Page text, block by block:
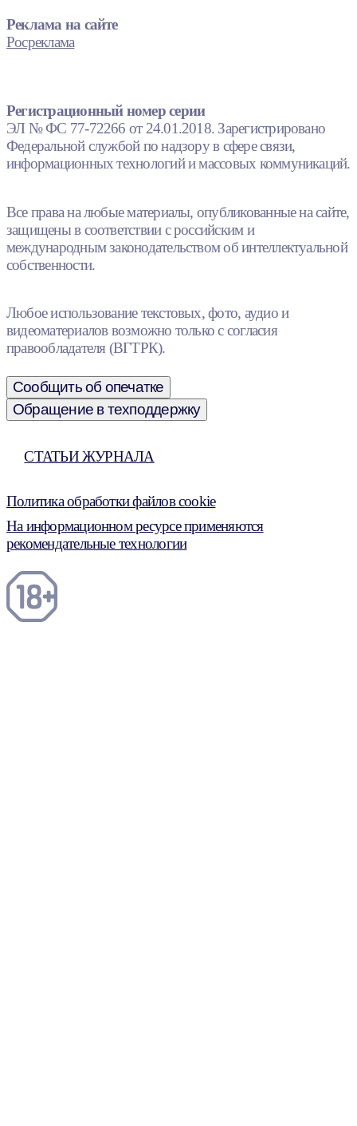
Реклама на сайте
Росреклама
Регистрационный номер серии
ЭЛ № ФС 77-72266 от 24.01.2018. Зарегистрировано
Федеральной службой по надзору в сфере связи,
информационных технологий и массовых коммуникаций.
Все права на любые материалы, опубликованные на сайте,
защищены в соответствии с российским и
международным законодательством об интеллектуальной
собственности.
Любое использование текстовых, фото, аудио и
видеоматериалов возможно только с согласия
правообладателя (ВГТРК).
Сообщить об опечатке
Обращение в техподдержку
СТАТЬИ ЖУРНАЛА
Политика обработки файлов cookie
На информационном ресурсе применяются
рекомендательные технологии